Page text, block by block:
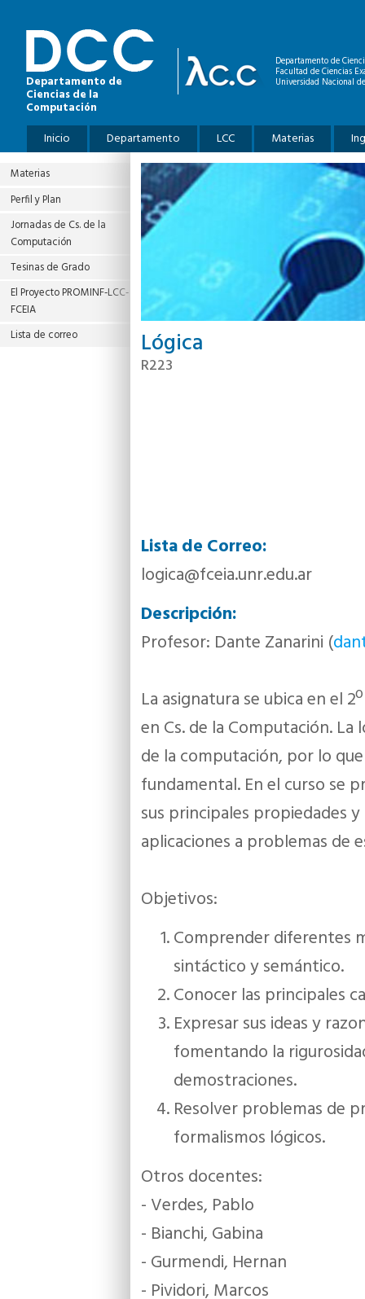
Departamento de
Ciencias de la
Computación
Departamento de
Facultad de Ciencias
Universidad Nacional
Menú principal
Inicio Departamento LCC Materias
Materias
Perfil y Plan
Jornadas de Cs. de la
Computación
Tesinas de Grado
El Proyecto PROMINF‐LCC‐
FCEIA
Lista de correo
Lógica
R223
Lista de Correo:
logica@fceia.unr.edu.ar
Descripción:
Profesor: Dante Zanarini (
La asignatura se ubica en el
en Cs. de la Computación. La
de la computación, por lo
fundamental. En el curso se
sus principales propiedades
aplicaciones a problemas de
Objetivos:
Comprender diferentes
sintáctico y semántico.
Conocer las principales
Expresar sus ideas y
fomentando la
demostraciones.
Resolver problemas de
formalismos lógicos.
Otros docentes:
- Verdes, Pablo
- Bianchi, Gabina
- Gurmendi, Hernan
- Pividori, Marcos